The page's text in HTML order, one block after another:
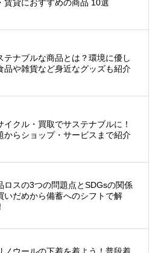
賃貸におすすめの商品 10選
テナブルな商品とは？環境に優し
品や雑貨など身近なグッズも紹介
イクル・買取でサステナブルに！
からショップ・サービスまで紹介
ロスの3つの問題点とSDGsの関係
いだめから備蓄へのシフトで解